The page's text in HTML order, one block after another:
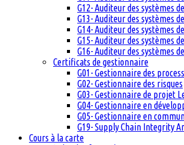
G12- Auditeur des systèmes
G13- Auditeur des systèmes
G14- Auditeur des systèmes
G15- Auditeur des systèmes
G16- Auditeur des systèmes
Certificats de gestionnaire
G01- Gestionnaire des
G02- Gestionnaire des risques
G03- Gestionnaire de projet
G04- Gestionnaire en
G05- Gestionnaire en
G19- Supply Chain Integrity
Cours à la carte